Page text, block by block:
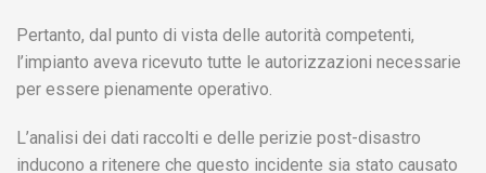
Pertanto, dal punto di vista delle autorità competenti,
l’impianto aveva ricevuto tutte le autorizzazioni necessarie
per essere pienamente operativo.
L’analisi dei dati raccolti e delle perizie post-disastro
inducono a ritenere che questo incidente sia stato causato